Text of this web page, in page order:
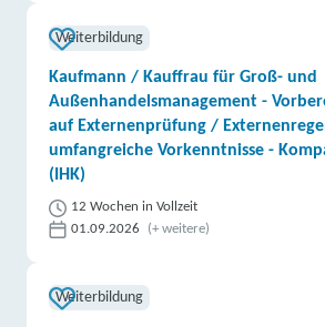
Weiterbildung
Kaufmann / Kauffrau für Groß- und
Außenhandelsmanagement -
auf Externenprüfung /
umfangreiche Vorkenntnisse -
(IHK)
12 Wochen in Vollzeit
01.09.2026
(+ weitere)
Weiterbildung